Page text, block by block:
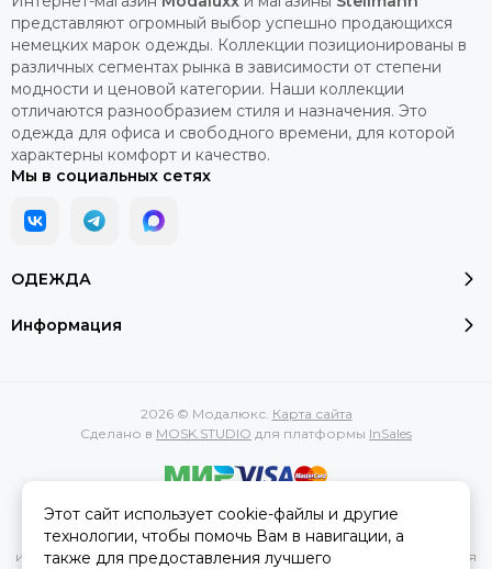
ОДЕЖДА
Информация
представляют огромный выбор успешно продающихся
немецких марок одежды. Коллекции позиционированы в
различных сегментах рынка в зависимости от степени
модности и ценовой категории. Наши коллекции
отличаются разнообразием стиля и назначения. Это
одежда для офиса и свободного времени, для которой
характерны комфорт и качество.
Мы в социальных сетях
2026 © Модалюкс. Карта сайта
Сделано в MOSK.STUDIO для платформы InSales
Вся представленная на сайте информация, касающаяся
характеристик, стоимости товаров и услуг, носит
информационный характер и ни при каких условиях не является
Этот сайт использует cookie-файлы и другие
технологии, чтобы помочь Вам в навигации, а
также для предоставления лучшего